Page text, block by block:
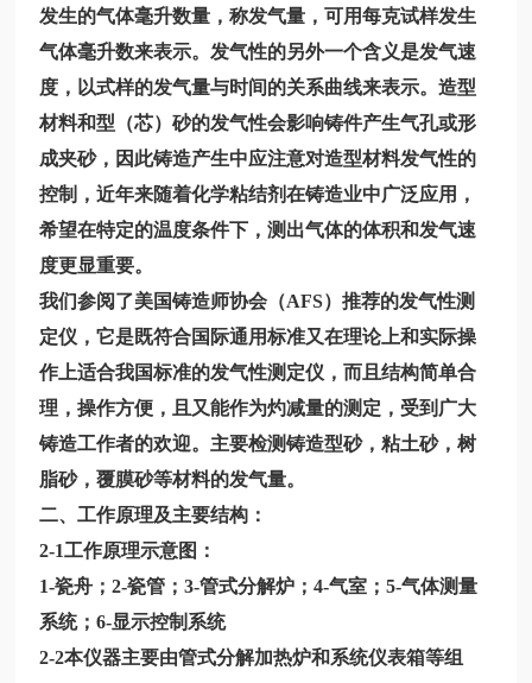
发生的气体毫升数量，称发气量，可用每克试样发生
气体毫升数来表示。发气性的另外一个含义是发气速
度，以式样的发气量与时间的关系曲线来表示。造型
材料和型（芯）砂的发气性会影响铸件产生气孔或形
成夹砂，因此铸造产生中应注意对造型材料发气性的
控制，近年来随着化学粘结剂在铸造业中广泛应用，
希望在特定的温度条件下，测出气体的体积和发气速
度更显重要。
我们参阅了美国铸造师协会（AFS）推荐的发气性测
定仪，它是既符合国际通用标准又在理论上和实际操
作上适合我国标准的发气性测定仪，而且结构简单合
理，操作方便，且又能作为灼减量的测定，受到广大
铸造工作者的欢迎。主要检测铸造型砂，粘土砂，树
脂砂，覆膜砂等材料的发气量。
二、工作原理及主要结构：
2-1工作原理示意图：
1-瓷舟；2-瓷管；3-管式分解炉；4-气室；5-气体测量
系统；6-显示控制系统
2-2本仪器主要由管式分解加热炉和系统仪表箱等组